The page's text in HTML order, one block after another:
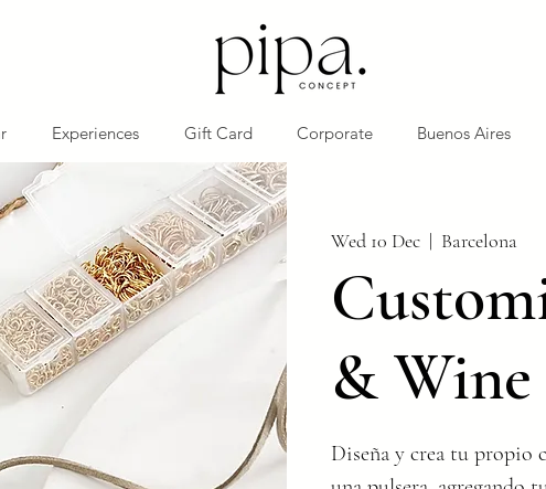
Experiences Gift Card Corporate Buenos Aires
Wed 10 Dec
  |
Barcelona
& Wine
Diseña y crea tu propio